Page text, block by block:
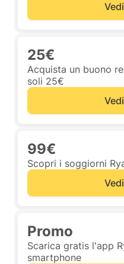
25€
Acquista un buono
soli 25€
99€
Scopri i soggiorni
Promo
Scarica gratis l'app
smartphone